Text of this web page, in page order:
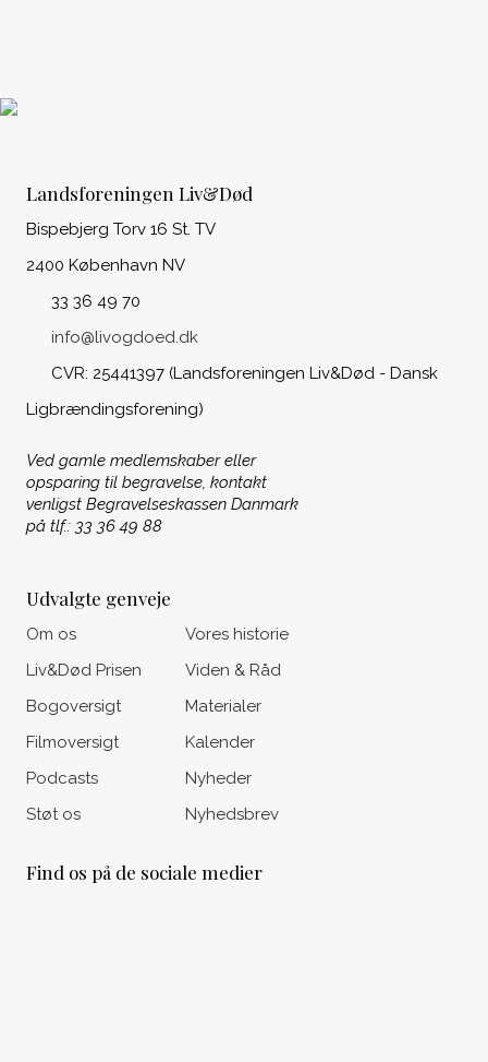
Landsforeningen Liv&Død
Bispebjerg Torv 16 St. TV
2400 København NV
33 36 49 70
info@livogdoed.dk
CVR: 25441397 (Landsforeningen Liv&Død - Dansk
Ligbrændingsforening)
Ved gamle medlemskaber eller
opsparing til begravelse, kontakt
venligst Begravelseskassen Danmark
på tlf.: 33 36 49 88
Udvalgte genveje
Om os
Liv&Død Prisen
Bogoversigt
Filmoversigt
Podcasts
Støt os
Vores historie
Viden & Råd
Materialer
Kalender
Nyheder
Nyhedsbrev
Find os på de sociale medier